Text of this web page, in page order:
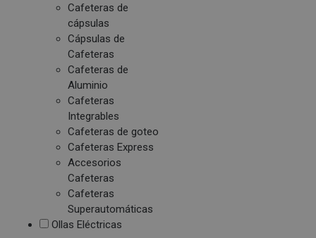
Cafeteras de
cápsulas
Cápsulas de
Cafeteras
Cafeteras de
Aluminio
Cafeteras
Integrables
Cafeteras de goteo
Cafeteras Express
Accesorios
Cafeteras
Cafeteras
Superautomáticas
Ollas Eléctricas